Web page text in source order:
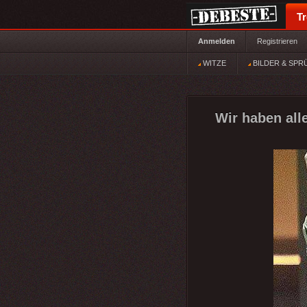
Anmelden Registrieren
WITZE BILDER &
Wir haben